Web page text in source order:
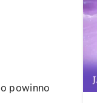
powinno